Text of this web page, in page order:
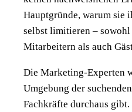
Hauptgründe, warum sie
selbst limitieren –
Mitarbeitern als auch
Die Marketing-Experten
Umgebung der
Fachkräfte durchaus